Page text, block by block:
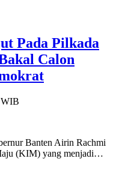
Pada Pilkada
Calon
WIB
Banten Airin Rachmi
(KIM) yang menjadi…